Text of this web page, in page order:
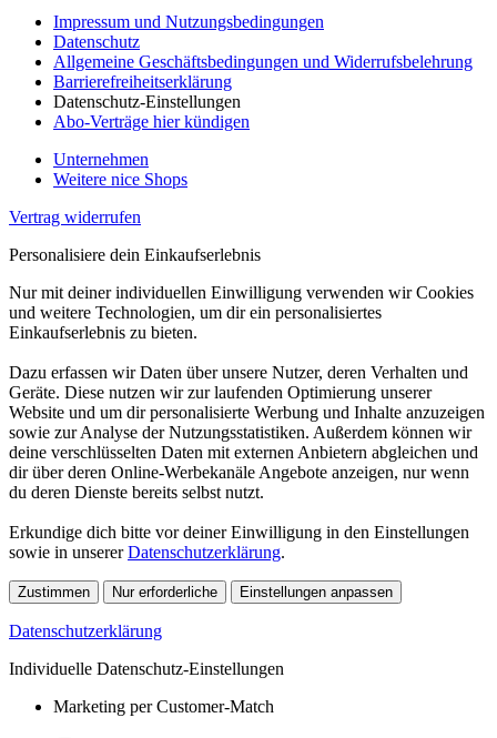
Impressum und Nutzungsbedingungen
Datenschutz
Allgemeine Geschäftsbedingungen und Widerrufsbelehrung
Barrierefreiheitserklärung
Datenschutz-Einstellungen
Abo-Verträge hier kündigen
Unternehmen
Weitere nice Shops
Vertrag widerrufen
Personalisiere dein Einkaufserlebnis
Nur mit deiner individuellen Einwilligung verwenden wir Cookies
und weitere Technologien, um dir ein personalisiertes
Einkaufserlebnis zu bieten.
Dazu erfassen wir Daten über unsere Nutzer, deren Verhalten und
Geräte. Diese nutzen wir zur laufenden Optimierung unserer
Website und um dir personalisierte Werbung und Inhalte anzuzeigen
sowie zur Analyse der Nutzungsstatistiken. Außerdem können wir
deine verschlüsselten Daten mit externen Anbietern abgleichen und
dir über deren Online-Werbekanäle Angebote anzeigen, nur wenn
du deren Dienste bereits selbst nutzt.
Erkundige dich bitte vor deiner Einwilligung in den Einstellungen
sowie in unsererDatenschutzerklärung.
Zustimmen Nur erforderliche Einstellungen anpassen
Datenschutzerklärung
Individuelle Datenschutz-Einstellungen
Marketing per Customer-Match